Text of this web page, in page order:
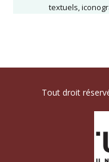
textuels,
Tout droit